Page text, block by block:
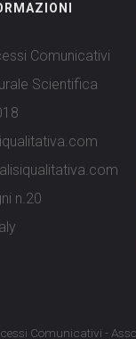
Comunicativi
Scientifica
n.20
Comunicativi -